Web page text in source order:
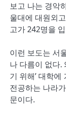
보고 나는 경악
울대에 대원외
고가 242명을
이런 보도는 서
나 다름이 없다.
기 위해’ 대학에
전공하는 나라
문이다.